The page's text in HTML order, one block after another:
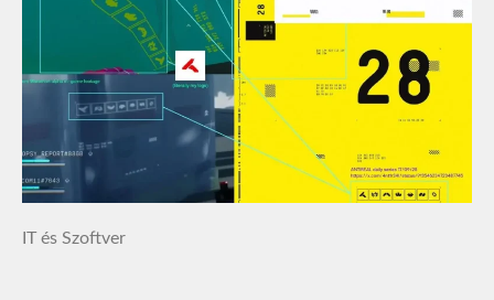
IT és Szoftver